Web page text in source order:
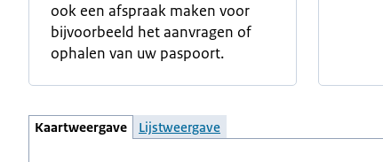
ook een afspraak maken voor
bijvoorbeeld het aanvragen of
ophalen van uw paspoort.
Kaartweergave Lijstweergave